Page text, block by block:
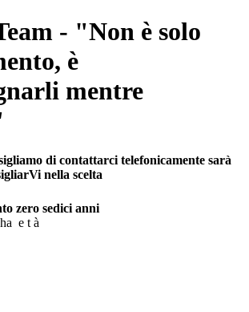
- "Non è solo
è
mentre
di contattarci telefonicamente sarà
nella scelta
zero sedici anni
e t à